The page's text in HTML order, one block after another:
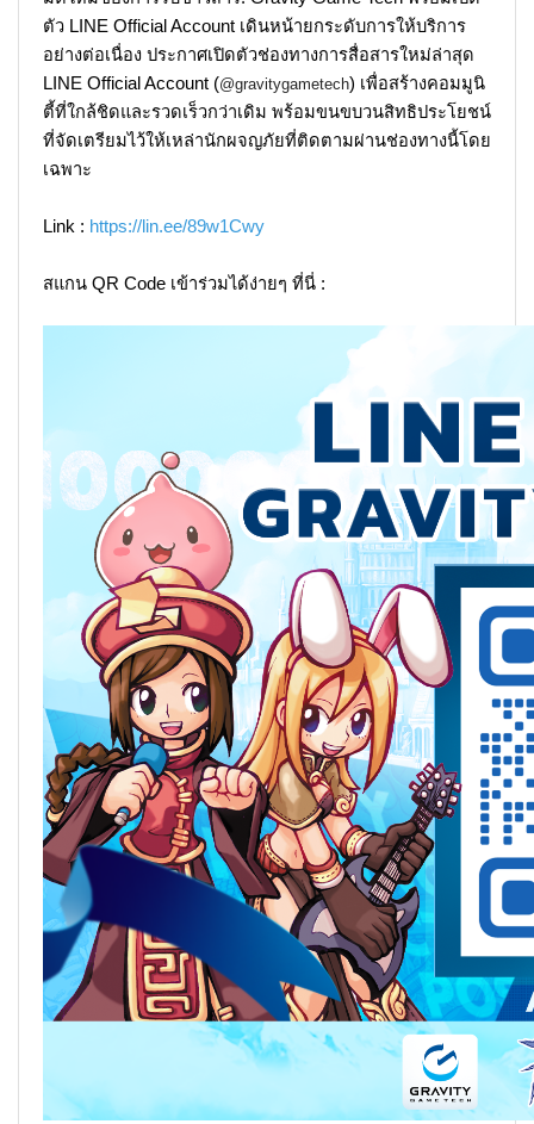
ตัว LINE Official Account เดินหน้ายกระดับการให้บริการ
อย่างต่อเนื่อง ประกาศเปิดตัวช่องทางการสื่อสารใหม่ล่าสุด
LINE Official Account (@gravitygametech) เพื่อสร้างคอมมูนิ
ตี้ที่ใกล้ชิดและรวดเร็วกว่าเดิม พร้อมขนขบวนสิทธิประโยชน์
ที่จัดเตรียมไว้ให้เหล่านักผจญภัยที่ติดตามผ่านช่องทางนี้โดย
เฉพาะ
Link : https://lin.ee/89w1Cwy
สแกน QR Code เข้าร่วมได้ง่ายๆ ที่นี่ :